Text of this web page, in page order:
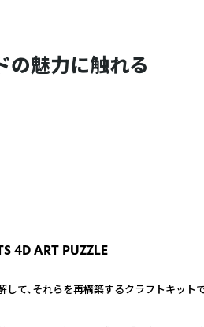
の魅力に触れる
4D ART PUZZLE
て、それらを再構築するクラフトキットで